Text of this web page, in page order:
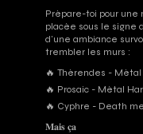
Prépare-toi pour une
placée sous le signe
d'une ambiance
trembler les murs :
🔥 Thérendes - Métal
🔥 Prosaic - Métal
🔥 Cyphre - Death
𝐌𝐚𝐢𝐬 𝐜̧𝐚